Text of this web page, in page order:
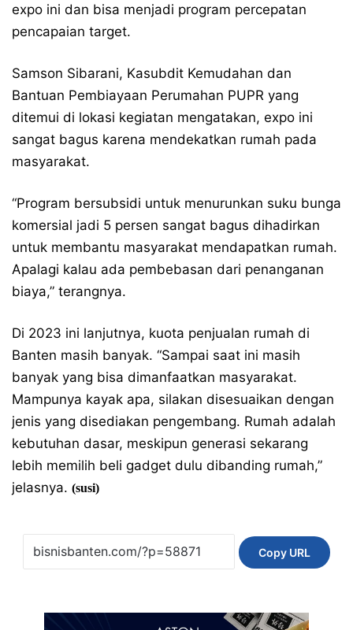
expo ini dan bisa menjadi program percepatan
pencapaian target.
Samson Sibarani, Kasubdit Kemudahan dan
Bantuan Pembiayaan Perumahan PUPR yang
ditemui di lokasi kegiatan mengatakan, expo ini
sangat bagus karena mendekatkan rumah pada
masyarakat.
“Program bersubsidi untuk menurunkan suku bunga
komersial jadi 5 persen sangat bagus dihadirkan
untuk membantu masyarakat mendapatkan rumah.
Apalagi kalau ada pembebasan dari penanganan
biaya,” terangnya.
Di 2023 ini lanjutnya, kuota penjualan rumah di
Banten masih banyak. “Sampai saat ini masih
banyak yang bisa dimanfaatkan masyarakat.
Mampunya kayak apa, silakan disesuaikan dengan
jenis yang disediakan pengembang. Rumah adalah
kebutuhan dasar, meskipun generasi sekarang
lebih memilih beli gadget dulu dibanding rumah,”
jelasnya. (susi)
Copy URL